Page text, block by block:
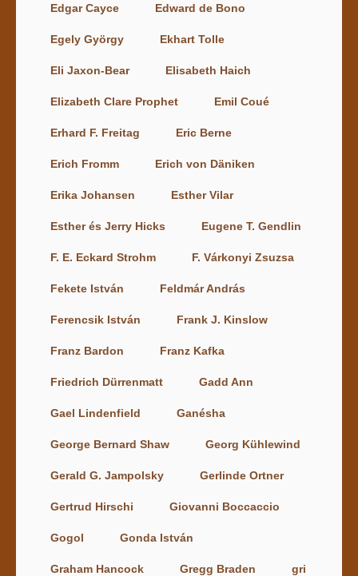
Edgar Cayce Edward de Bono
Egely György Ekhart Tolle
Eli Jaxon-Bear Elisabeth Haich
Elizabeth Clare Prophet Emil Coué
Erhard F. Freitag Eric Berne
Erich Fromm Erich von Däniken
Erika Johansen Esther Vilar
Esther és Jerry Hicks Eugene T. Gendlin
F. E. Eckard Strohm F. Várkonyi Zsuzsa
Fekete István Feldmár András
Ferencsik István Frank J. Kinslow
Franz Bardon Franz Kafka
Friedrich Dürrenmatt Gadd Ann
Gael Lindenfield Ganésha
George Bernard Shaw Georg Kühlewind
Gerald G. Jampolsky Gerlinde Ortner
Gertrud Hirschi Giovanni Boccaccio
Gogol Gonda István
Graham Hancock Gregg Braden gri